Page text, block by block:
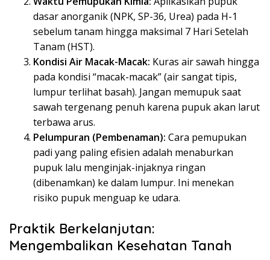
dasar anorganik (NPK, SP-36, Urea) pada H-1
sebelum tanam hingga maksimal 7 Hari Setelah
Tanam (HST).
Kondisi Air Macak-Macak: Kuras air sawah hingga
pada kondisi “macak-macak” (air sangat tipis,
lumpur terlihat basah). Jangan memupuk saat
sawah tergenang penuh karena pupuk akan larut
terbawa arus.
Pelumpuran (Pembenaman): Cara pemupukan
padi yang paling efisien adalah menaburkan
pupuk lalu menginjak-injaknya ringan
(dibenamkan) ke dalam lumpur. Ini menekan
risiko pupuk menguap ke udara.
Praktik Berkelanjutan:
Mengembalikan Kesehatan Tanah